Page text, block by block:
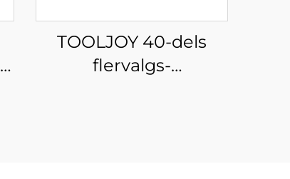
TOOLJOY 40-dels
flervalgs-